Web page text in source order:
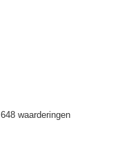
648 waarderingen